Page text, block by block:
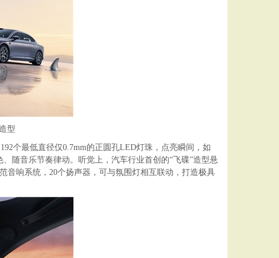
型
个最低直径仅0.7mm的正圆孔LED灯珠，点亮瞬间，如
随音乐节奏律动。听觉上，汽车行业首创的“飞碟”造型悬
音响系统，20个扬声器，可与氛围灯相互联动，打造极具